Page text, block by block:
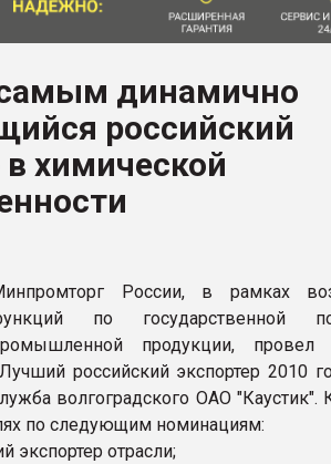
динамично
российский
в химической
России, в рамках
по государственной
продукции, провел
российский экспортер 2010
волгоградского ОАО "Каустик".
по следующим номинациям:
экспортер отрасли;